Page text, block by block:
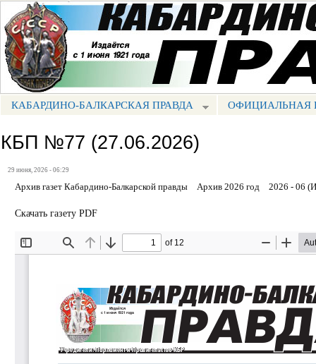
Портал СМИ КБР
МЕНЮ КБП
КАБАРДИНО-БАЛКАРСКАЯ ПРАВДА ОФИЦИАЛЬНАЯ
КБП №77 (27.06.2026)
29 июня, 2026 - 06:29
Архив газет Кабардино-Балкарской правды Архив 2026 год 2026 - 06
Скачать газету PDF